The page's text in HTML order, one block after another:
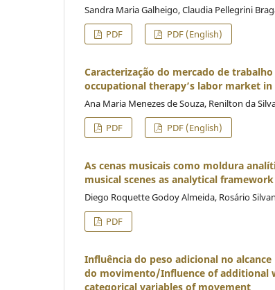
Sandra Maria Galheigo, Claudia Pellegrini
PDF
PDF (English)
Caracterização do mercado de
occupational therapy’s labor market in
Ana Maria Menezes de Souza, Renilton da
PDF
PDF (English)
As cenas musicais como moldura
musical scenes as analytical
Diego Roquette Godoy Almeida, Rosário
PDF
Influência do peso adicional no
do movimento/Influence of additional
categorical variables of movement